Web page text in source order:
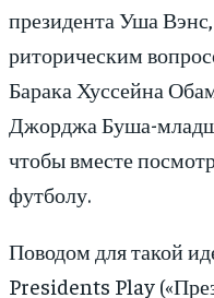
президента Уша Вэнс,
риторическим
Барака Хуссейна
Джорджа Буша-
чтобы вместе
футболу.
Поводом для такой
Presidents Play